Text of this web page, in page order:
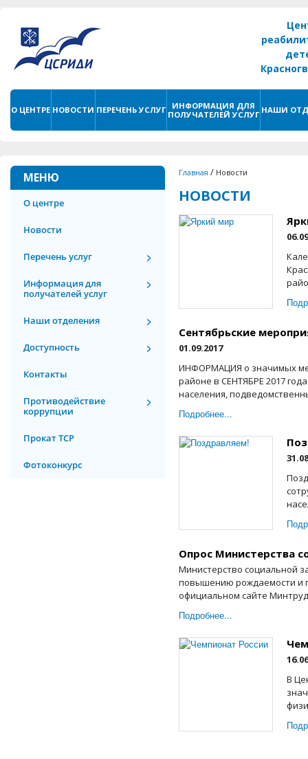
О ЦЕНТРЕ НОВОСТИ ПЕРЕЧЕНЬ УСЛУГ
ИНФОРМАЦИЯ ДЛЯ
ПОЛУЧАТЕЛЕЙ УСЛУГ НАШИ
МЕНЮ
О центре
Новости
Перечень услуг
Информация для
получателей услуг
Наши отделения
Доступность
Контакты
Противодействие
коррупции
Прокат ТСР
Фотоконкурс
Главная / Новости
НОВОСТИ
Сентябрьские
01.09.2017
ИНФОРМАЦИЯ о значимых
районе в СЕНТЯБРЕ 2017
населения,
Подробнее...
Опрос Министерства
Министерство социальной
повышению рождаемости и
официальном сайте
Подробнее...
В